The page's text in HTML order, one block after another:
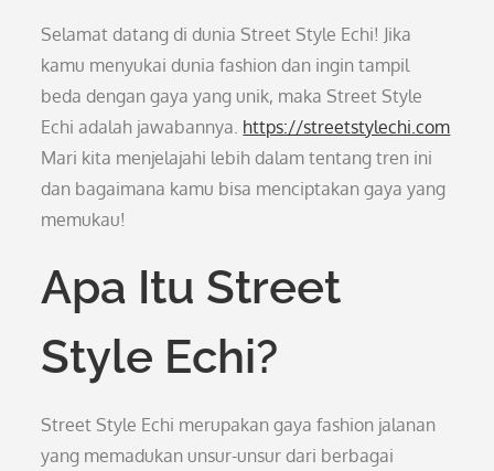
Selamat datang di dunia Street Style Echi! Jika
kamu menyukai dunia fashion dan ingin tampil
beda dengan gaya yang unik, maka Street Style
Echi adalah jawabannya. https://streetstylechi.com
Mari kita menjelajahi lebih dalam tentang tren ini
dan bagaimana kamu bisa menciptakan gaya yang
memukau!
Apa Itu Street
Style Echi?
Street Style Echi merupakan gaya fashion jalanan
yang memadukan unsur-unsur dari berbagai